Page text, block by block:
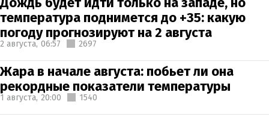
температура поднимется до +35: какую
погоду прогнозируют на 2 августа
2 августа, 06:57 2697
Жара в начале августа: побьет ли она
рекордные показатели температуры
1 августа, 20:00 1540